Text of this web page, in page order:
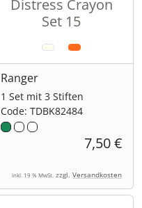
Distress Crayon
Set 15
Ranger
1 Set mit 3 Stiften
Code: TDBK82484
7,50 €
inkl. 19 % MwSt. zzgl. Versandkosten